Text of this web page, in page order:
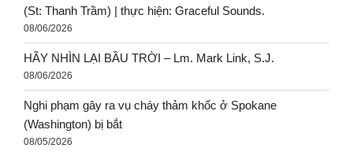
(St: Thanh Trầm) | thực hiện: Graceful Sounds.
08/06/2026
HÃY NHÌN LẠI BẦU TRỜI – Lm. Mark Link, S.J.
08/06/2026
Nghi phạm gây ra vụ cháy thảm khốc ở Spokane
(Washington) bị bắt
08/05/2026